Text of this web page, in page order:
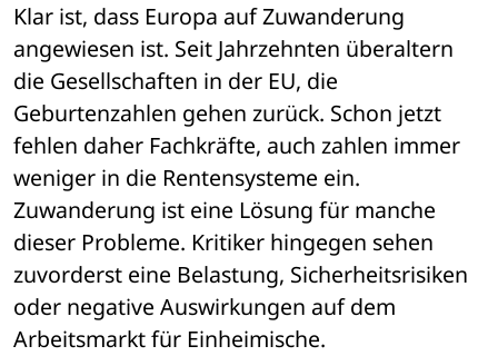
Klar ist, dass Europa auf Zuwanderung
angewiesen ist. Seit Jahrzehnten überaltern
die Gesellschaften in der EU, die
Geburtenzahlen gehen zurück. Schon jetzt
fehlen daher Fachkräfte, auch zahlen immer
weniger in die Rentensysteme ein.
Zuwanderung ist eine Lösung für manche
dieser Probleme. Kritiker hingegen sehen
zuvorderst eine Belastung, Sicherheitsrisiken
oder negative Auswirkungen auf dem
Arbeitsmarkt für Einheimische.